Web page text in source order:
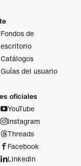
Fondos de
escritorio
Catálogos
Guías del usuario
oficiales
YouTube
Instagram
Threads
Facebook
LinkedIn